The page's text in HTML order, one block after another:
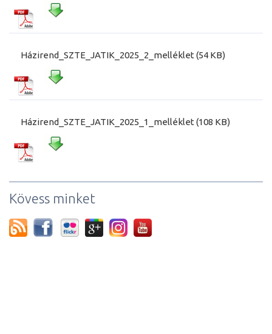
Házirend_SZTE_JATIK_2025_2_melléklet (54 KB)
Házirend_SZTE_JATIK_2025_1_melléklet (108 KB)
Kövess minket